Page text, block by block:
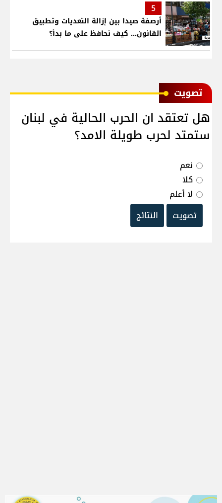
5
أرصفة صيدا بين إزالة التعديات وتطبيق
القانون... كيف نحافظ على ما بدأ؟
ﺗﺼﻮﻳﺖ
هل تعتقد ان الحرب الحالية في لبنان
ستمتد لحرب طويلة الامد؟
نعم
كلا
لا أعلم
تصويت
النتائج